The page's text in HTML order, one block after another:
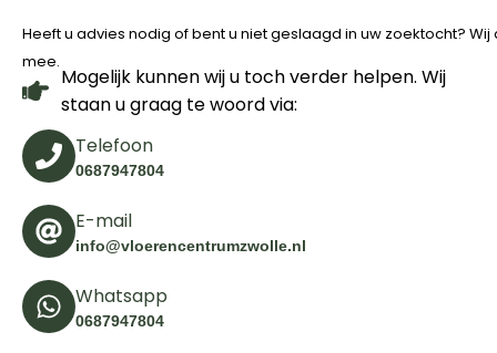
Heeft u advies nodig of bent u niet geslaagd in uw zoektocht?
mee.
Mogelijk kunnen wij u toch verder helpen. Wij
staan u graag te woord via:
Telefoon
0687947804
E-mail
info@vloerencentrumzwolle.nl
Whatsapp
0687947804